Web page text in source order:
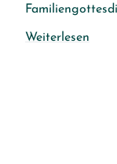
Weiterlesen